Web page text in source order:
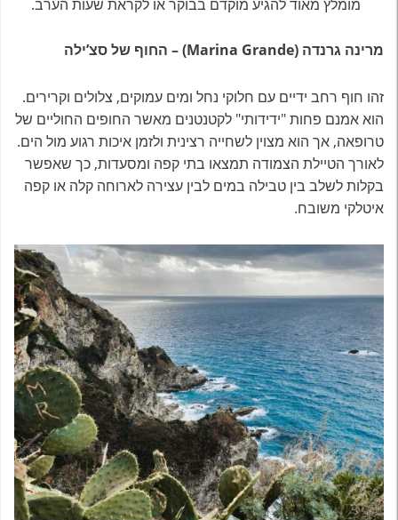
מומלץ מאוד להגיע מוקדם בבוקר או לקראת שעות הערב.
מרינה גרנדה (Marina Grande) – החוף של סצ’ילה
זהו חוף רחב ידיים עם חלוקי נחל ומים עמוקים, צלולים וקרירים.
הוא אמנם פחות "ידידותי" לקטנטנים מאשר החופים החוליים של
טרופאה, אך הוא מצוין לשחייה רצינית ולזמן איכות רגוע מול הים.
לאורך הטיילת הצמודה תמצאו בתי קפה ומסעדות, כך שאפשר
בקלות לשלב בין טבילה במים לבין עצירה לארוחה קלה או קפה
איטלקי משובח.